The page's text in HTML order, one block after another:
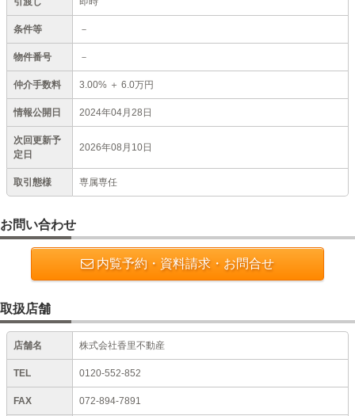
条件等 －
物件番号 －
仲介手数料 3.00% ＋ 6.0万円
情報公開日 2024年04月28日
次回更新予
定日
2026年08月10日
取引態様 専属専任
お問い合わせ
内覧予約・資料請求・お問合せ
取扱店舗
店舗名 株式会社香里不動産
TEL 0120-552-852
FAX 072-894-7891